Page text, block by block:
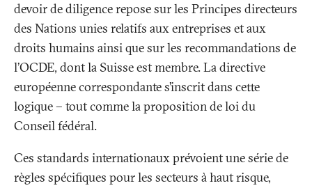
devoir de diligence repose sur les Principes directeurs
des Nations unies relatifs aux entreprises et aux
droits humains ainsi que sur les recommandations de
l’OCDE, dont la Suisse est membre. La directive
européenne correspondante s’inscrit dans cette
logique – tout comme la proposition de loi du
Conseil fédéral.
Ces standards internationaux prévoient une série de
règles spécifiques pour les secteurs à haut risque,